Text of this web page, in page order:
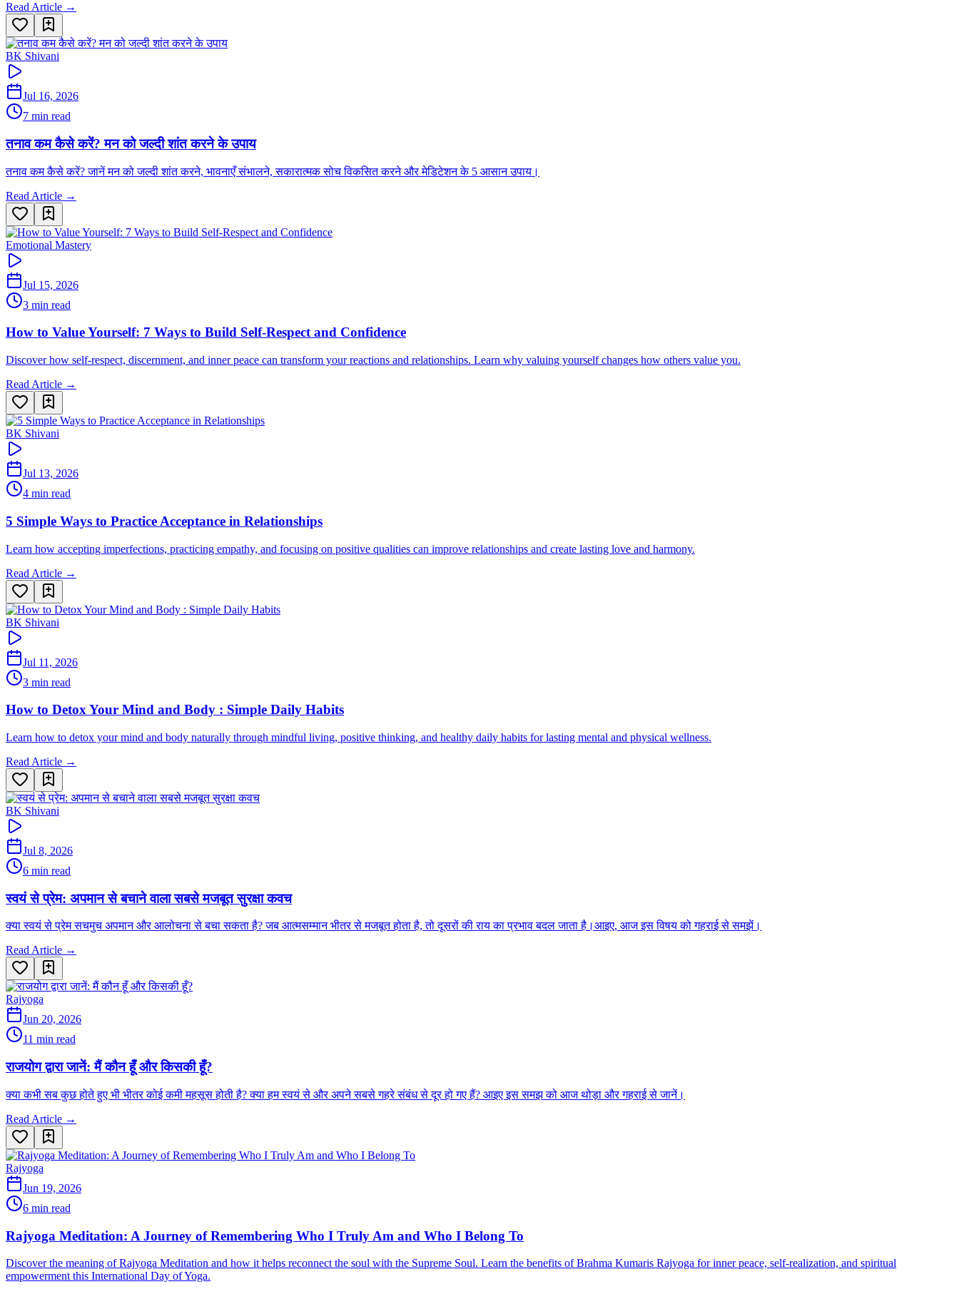
Read Article →
BK Shivani
Jul 16, 2026
7 min read
तनाव कम कैसे करें? मन को जल्दी शांत करने के उपाय
तनाव कम कैसे करें? जानें मन को जल्दी शांत करने, भावनाएँ संभालने, सकारात्मक सोच विकसित करने और मेडिटेशन के 5 आसान उपाय।
Read Article →
Emotional Mastery
Jul 15, 2026
3 min read
How to Value Yourself: 7 Ways to Build Self-Respect and Confidence
Discover how self-respect, discernment, and inner peace can transform your reactions and relationships. Learn why valuing yourself changes how others value you.
Read Article →
BK Shivani
Jul 13, 2026
4 min read
5 Simple Ways to Practice Acceptance in Relationships
Learn how accepting imperfections, practicing empathy, and focusing on positive qualities can improve relationships and create lasting love and harmony.
Read Article →
BK Shivani
Jul 11, 2026
3 min read
How to Detox Your Mind and Body : Simple Daily Habits
Learn how to detox your mind and body naturally through mindful living, positive thinking, and healthy daily habits for lasting mental and physical wellness.
Read Article →
BK Shivani
Jul 8, 2026
6 min read
स्वयं से प्रेम: अपमान से बचाने वाला सबसे मजबूत सुरक्षा कवच
क्या स्वयं से प्रेम सचमुच अपमान और आलोचना से बचा सकता है? जब आत्मसम्मान भीतर से मजबूत होता है, तो दूसरों की राय का प्रभाव बदल जाता है।आइए, आज इस विषय को गहराई से समझें।
Read Article →
Rajyoga
Jun 20, 2026
11 min read
राजयोग द्वारा जानें: मैं कौन हूँ और किसकी हूँ?
क्या कभी सब कुछ होते हुए भी भीतर कोई कमी महसूस होती है? क्या हम स्वयं से और अपने सबसे गहरे संबंध से दूर हो गए हैं? आइए इस समझ को आज थोड़ा और गहराई से जानें।
Read Article →
Rajyoga
Jun 19, 2026
6 min read
Rajyoga Meditation: A Journey of Remembering Who I Truly Am and Who I Belong To
Discover the meaning of Rajyoga Meditation and how it helps reconnect the soul with the Supreme Soul. Learn the benefits of Brahma Kumaris Rajyoga for inner peace, self-realization, and spiritual
empowerment this International Day of Yoga.